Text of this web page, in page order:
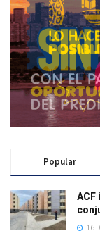
Popular
ACF
16